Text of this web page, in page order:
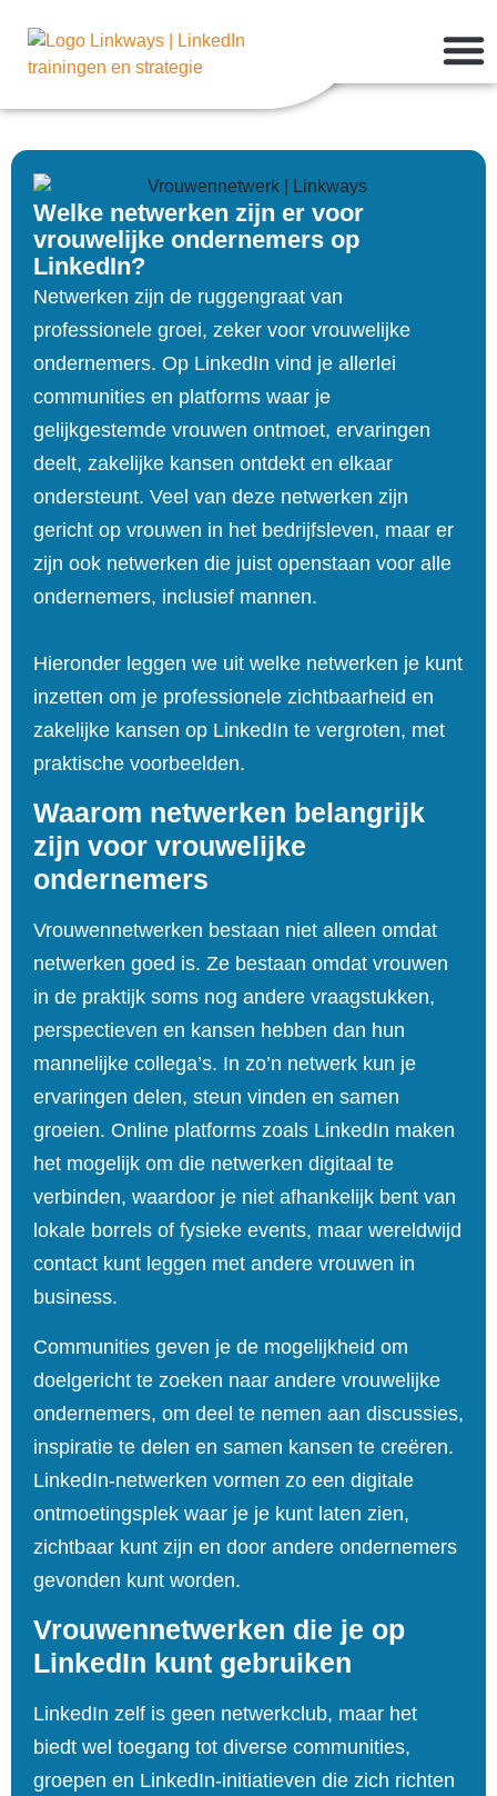
Welke netwerken zijn er voor
vrouwelijke ondernemers op
LinkedIn?
Netwerken zijn de ruggengraat van
professionele groei, zeker voor vrouwelijke
ondernemers. Op LinkedIn vind je allerlei
communities en platforms waar je
gelijkgestemde vrouwen ontmoet, ervaringen
deelt, zakelijke kansen ontdekt en elkaar
ondersteunt. Veel van deze netwerken zijn
gericht op vrouwen in het bedrijfsleven, maar er
zijn ook netwerken die juist openstaan voor alle
ondernemers, inclusief mannen.
Hieronder leggen we uit welke netwerken je kunt
inzetten om je professionele zichtbaarheid en
zakelijke kansen op LinkedIn te vergroten, met
praktische voorbeelden.
Waarom netwerken belangrijk
zijn voor vrouwelijke
ondernemers
Vrouwennetwerken bestaan niet alleen omdat
netwerken goed is. Ze bestaan omdat vrouwen
in de praktijk soms nog andere vraagstukken,
perspectieven en kansen hebben dan hun
mannelijke collega’s. In zo’n netwerk kun je
ervaringen delen, steun vinden en samen
groeien. Online platforms zoals LinkedIn maken
het mogelijk om die netwerken digitaal te
verbinden, waardoor je niet afhankelijk bent van
lokale borrels of fysieke events, maar wereldwijd
contact kunt leggen met andere vrouwen in
business.
Communities geven je de mogelijkheid om
doelgericht te zoeken naar andere vrouwelijke
ondernemers, om deel te nemen aan discussies,
inspiratie te delen en samen kansen te creëren.
LinkedIn‑netwerken vormen zo een digitale
ontmoetingsplek waar je je kunt laten zien,
zichtbaar kunt zijn en door andere ondernemers
gevonden kunt worden.
Vrouwennetwerken die je op
LinkedIn kunt gebruiken
LinkedIn zelf is geen netwerkclub, maar het
biedt wel toegang tot diverse communities,
groepen en LinkedIn‑initiatieven die zich richten